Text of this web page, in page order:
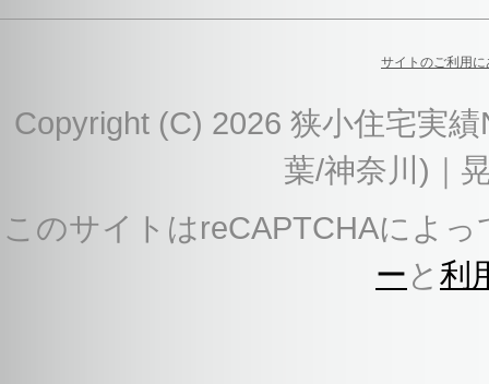
サイトのご利用に
Copyright (C) 2026 狭小住宅実
葉/神奈川)｜
このサイトはreCAPTCHAによ
ー と 利